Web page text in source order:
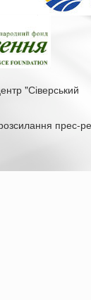
"Сіверський
прес-